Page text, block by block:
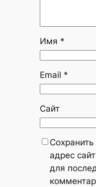
Имя *
Email *
Сайт
адрес
для